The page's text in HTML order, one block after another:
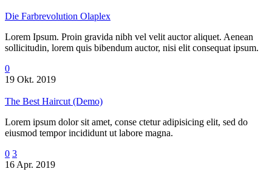
Die Farbrevolution Olaplex
Lorem Ipsum. Proin gravida nibh vel velit auctor aliquet. Aenean
sollicitudin, lorem quis bibendum auctor, nisi elit consequat ipsum.
0
19 Okt. 2019
The Best Haircut (Demo)
Lorem ipsum dolor sit amet, conse ctetur adipisicing elit, sed do
eiusmod tempor incididunt ut labore magna.
0 3
16 Apr. 2019